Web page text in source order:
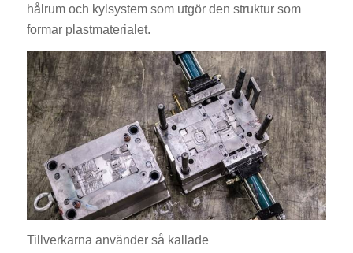
hålrum och kylsystem som utgör den struktur som
formar plastmaterialet.
Tillverkarna använder så kallade